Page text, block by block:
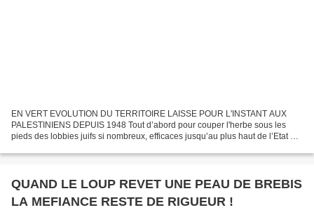
EN VERT EVOLUTION DU TERRITOIRE LAISSE POUR L'INSTANT AUX
PALESTINIENS DEPUIS 1948 Tout d’abord pour couper l'herbe sous les
pieds des lobbies juifs si nombreux, efficaces jusqu’au plus haut de l’Etat en
QUAND LE LOUP REVET UNE PEAU DE BREBIS
LA MEFIANCE RESTE DE RIGUEUR !